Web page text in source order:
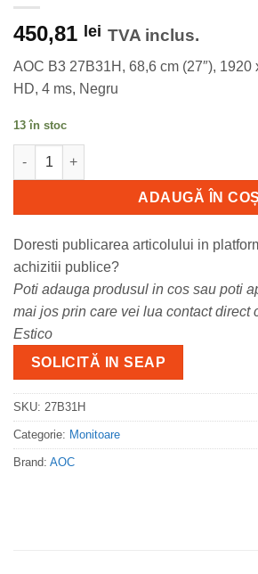
450,81 lei TVA inclus.
AOC B3 27B31H, 68,6 cm (27″), 1920
HD, 4 ms, Negru
13 în stoc
Cantitate Monitor Consumer AOC
ADAUGĂ ÎN COȘ
Doresti publicarea articolului in
achizitii publice?
Poti adauga produsul in cos sau poti
mai jos prin care vei lua contact direct
Estico
SOLICITĂ IN SEAP
SKU: 27B31H
Categorie: Monitoare
Brand: AOC